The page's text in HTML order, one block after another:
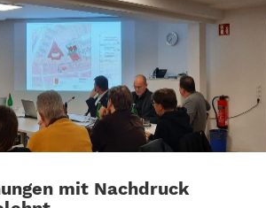
mit Nachdruck